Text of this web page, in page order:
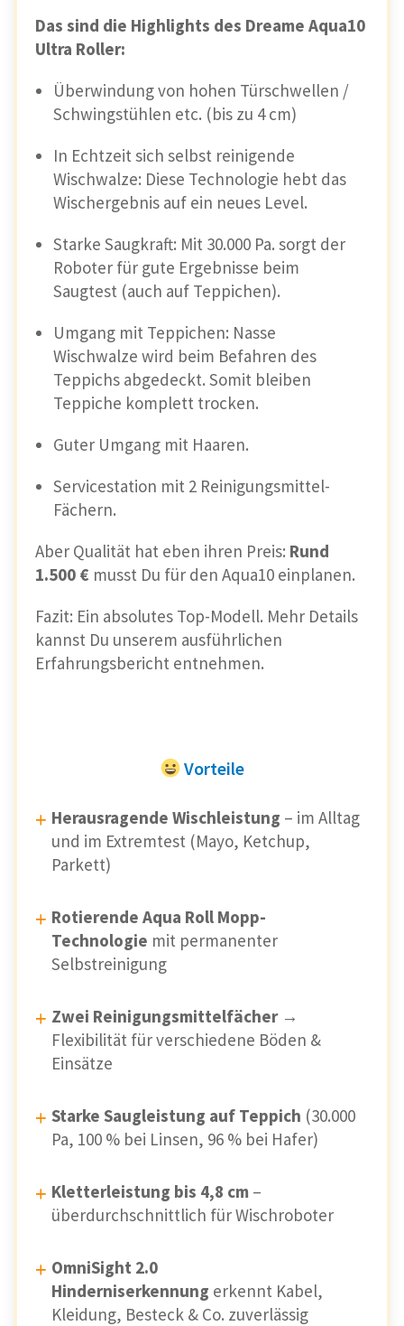
Das sind die Highlights des Dreame Aqua10
Ultra Roller:
Überwindung von hohen Türschwellen /
Schwingstühlen etc. (bis zu 4 cm)
In Echtzeit sich selbst reinigende
Wischwalze: Diese Technologie hebt das
Wischergebnis auf ein neues Level.
Starke Saugkraft: Mit 30.000 Pa. sorgt der
Roboter für gute Ergebnisse beim
Saugtest (auch auf Teppichen).
Umgang mit Teppichen: Nasse
Wischwalze wird beim Befahren des
Teppichs abgedeckt. Somit bleiben
Teppiche komplett trocken.
Guter Umgang mit Haaren.
Servicestation mit 2 Reinigungsmittel-
Fächern.
Aber Qualität hat eben ihren Preis: Rund
1.500 € musst Du für den Aqua10 einplanen.
Fazit: Ein absolutes Top-Modell. Mehr Details
kannst Du unserem ausführlichen
Erfahrungsbericht entnehmen.
Vorteile
Herausragende Wischleistung – im Alltag
und im Extremtest (Mayo, Ketchup,
Parkett)
Rotierende Aqua Roll Mopp-
Technologie mit permanenter
Selbstreinigung
Zwei Reinigungsmittelfächer→
Flexibilität für verschiedene Böden &
Einsätze
Starke Saugleistung auf Teppich (30.000
Pa, 100 % bei Linsen, 96 % bei Hafer)
Kletterleistung bis 4,8 cm –
überdurchschnittlich für Wischroboter
OmniSight 2.0
Hinderniserkennung erkennt Kabel,
Kleidung, Besteck & Co. zuverlässig